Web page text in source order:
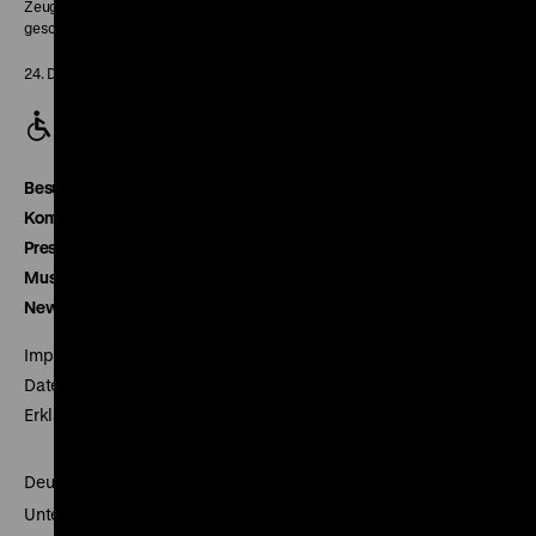
Zeughaus:
geschlossen
24. Dezember geschlossen
Besucherservice
Kontakt
Presse
Museumsverein
Newsletter
Impressum
Datenschutz
Erklärung digitale Barrierefreiheit
Deutsches Historisches Museum
Unter den Linden 2